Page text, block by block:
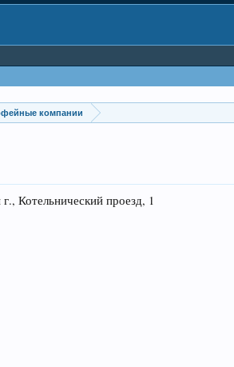
компании
проезд, 1